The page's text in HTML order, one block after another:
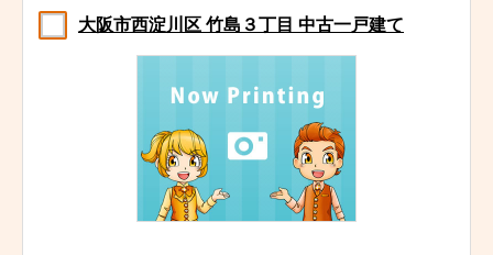
大阪市西淀川区 竹島３丁目 中古一戸建て